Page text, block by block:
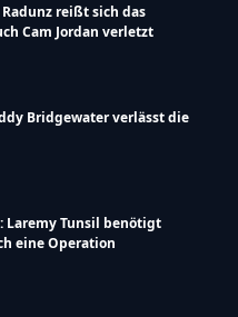
reißt sich das
Cam Jordan verletzt
Bridgewater verlässt die
Laremy Tunsil benötigt
eine Operation